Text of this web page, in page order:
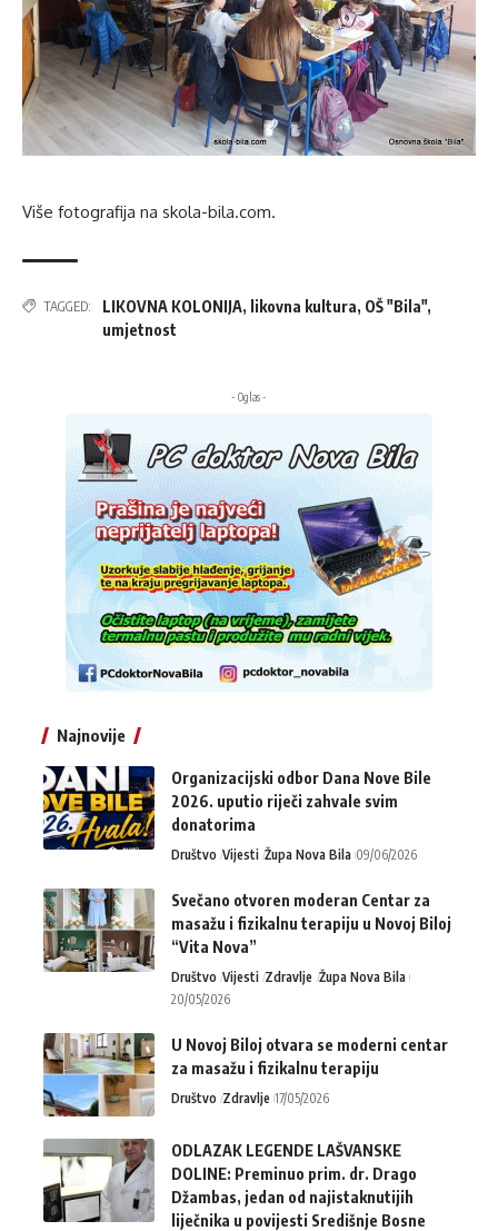
Više fotografija na skola-bila.com.
TAGGED: LIKOVNA KOLONIJA, likovna kultura, OŠ "Bila",
umjetnost
- Oglas -
Najnovije
Organizacijski odbor Dana Nove Bile
2026. uputio riječi zahvale svim
donatorima
Društvo Vijesti Župa Nova Bila 09/06/2026
Svečano otvoren moderan Centar za
masažu i fizikalnu terapiju u Novoj Biloj
“Vita Nova”
Društvo Vijesti Zdravlje Župa Nova Bila
20/05/2026
U Novoj Biloj otvara se moderni centar
za masažu i fizikalnu terapiju
Društvo Zdravlje 17/05/2026
ODLAZAK LEGENDE LAŠVANSKE
DOLINE: Preminuo prim. dr. Drago
Džambas, jedan od najistaknutijih
liječnika u povijesti Središnje Bosne